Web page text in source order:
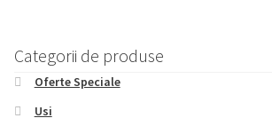
Categorii de produse
Oferte Speciale
Usi